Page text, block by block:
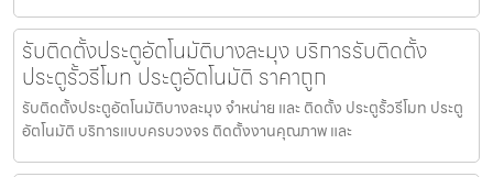
รับติดตั้งประตูอัตโนมัติบางละมุง บริการรับติดตั้ง
ประตูรั้วรีโมท ประตูอัตโนมัติ ราคาถูก
รับติดตั้งประตูอัตโนมัติบางละมุง จำหน่าย และ ติดตั้ง ประตูรั้วรีโมท ประตู
อัตโนมัติ บริการแบบครบวงจร ติดตั้งงานคุณภาพ และ